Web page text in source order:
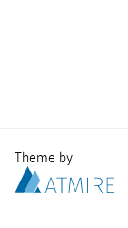
Theme by